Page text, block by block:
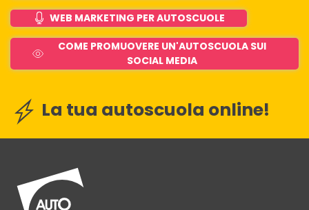
WEB MARKETING PER AUTOSCUOLE
COME PROMUOVERE UN'AUTOSCUOLA SUI
SOCIAL MEDIA
La tua autoscuola online!